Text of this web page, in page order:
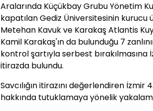
Aralarında Küçükbay Grubu Yönetim
kapatılan Gediz Üniversitesinin
Metehan Kavuk ve Karakaş Atlantis
Kamil Karakaş'ın da bulunduğu 7
kontrol şartıyla serbest bırakılmasına
itirazda bulundu.
Savcılığın itirazını değerlendiren İzmir
hakkında tutuklamaya yönelik